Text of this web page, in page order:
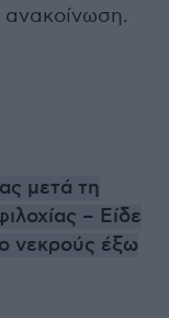
μετά τη
– Είδε
νεκρούς έξω